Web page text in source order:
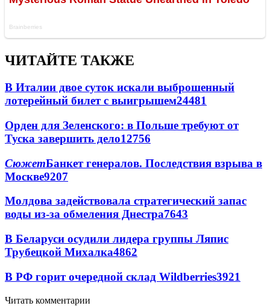
ЧИТАЙТЕ ТАКЖЕ
В Италии двое суток искали выброшенный
лотерейный билет с выигрышем24481
Орден для Зеленского: в Польше требуют от
Туска завершить дело12756
СюжетБанкет генералов. Последствия взрыва в
Москве9207
Молдова задействовала стратегический запас
воды из-за обмеления Днестра7643
В Беларуси осудили лидера группы Ляпис
Трубецкой Михалка4862
В РФ горит очередной склад Wildberries3921
Читать комментарии